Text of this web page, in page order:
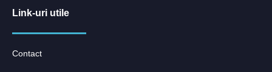
Link-uri utile
Contact